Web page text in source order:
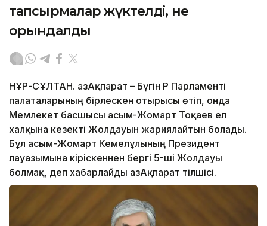
тапсырмалар жүктелді, не
орындалды
НҰР-СҰЛТАН. ҚазАқпарат – Бүгін ҚР Парламенті
палаталарының бірлескен отырысы өтіп, онда
Мемлекет басшысы Қасым-Жомарт Тоқаев ел
халқына кезекті Жолдауын жариялайтын болады.
Бұл Қасым-Жомарт Кемелұлының Президент
лауазымына кіріскеннен бергі 5-ші Жолдауы
болмақ, деп хабарлайды ҚазАқпарат тілшісі.